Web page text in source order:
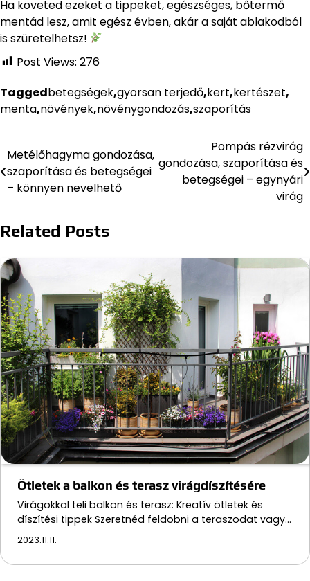
Ha követed ezeket a tippeket, egészséges, bőtermő
mentád lesz, amit egész évben, akár a saját ablakodból
is szüretelhetsz!
Post Views: 276
Taggedbetegségek,gyorsan terjedő,kert,kertészet,
menta,növények,növénygondozás,szaporítás
Bejegyzés
navigáció
Metélőhagyma gondozása,
szaporítása és betegségei
– könnyen nevelhető
Pompás rézvirág
gondozása, szaporítása és
betegségei – egynyári
virág
Related Posts
Ötletek a balkon és terasz virágdíszítésére
Virágokkal teli balkon és terasz: Kreatív ötletek és
díszítési tippek Szeretnéd feldobni a teraszodat vagy…
2023.11.11.